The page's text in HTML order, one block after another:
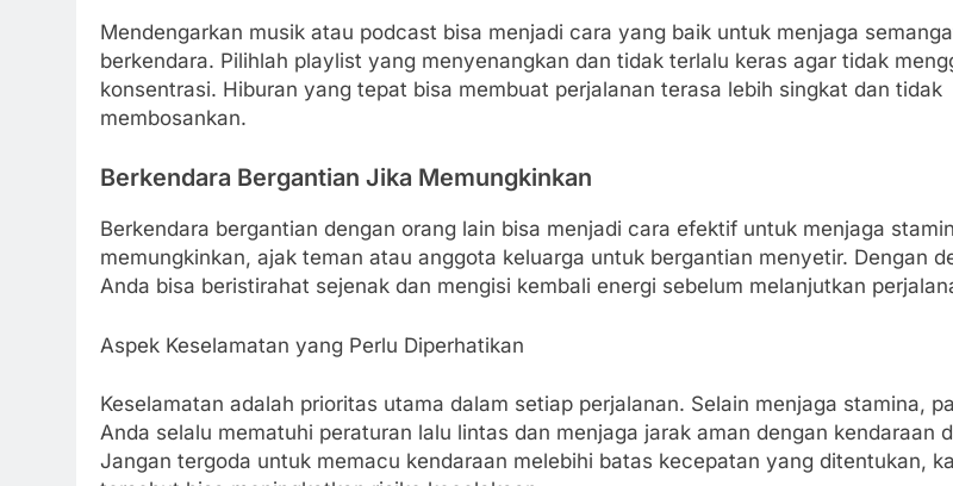
Mendengarkan musik atau podcast bisa menjadi cara yang baik untuk menjaga
berkendara. Pilihlah playlist yang menyenangkan dan tidak terlalu keras agar tidak
konsentrasi. Hiburan yang tepat bisa membuat perjalanan terasa lebih singkat dan tidak
membosankan.
Berkendara Bergantian Jika Memungkinkan
Berkendara bergantian dengan orang lain bisa menjadi cara efektif untuk menjaga
memungkinkan, ajak teman atau anggota keluarga untuk bergantian menyetir. Dengan
Anda bisa beristirahat sejenak dan mengisi kembali energi sebelum melanjutkan
Aspek Keselamatan yang Perlu Diperhatikan
Keselamatan adalah prioritas utama dalam setiap perjalanan. Selain menjaga stamina,
Anda selalu mematuhi peraturan lalu lintas dan menjaga jarak aman dengan kendaraan
Jangan tergoda untuk memacu kendaraan melebihi batas kecepatan yang ditentukan,